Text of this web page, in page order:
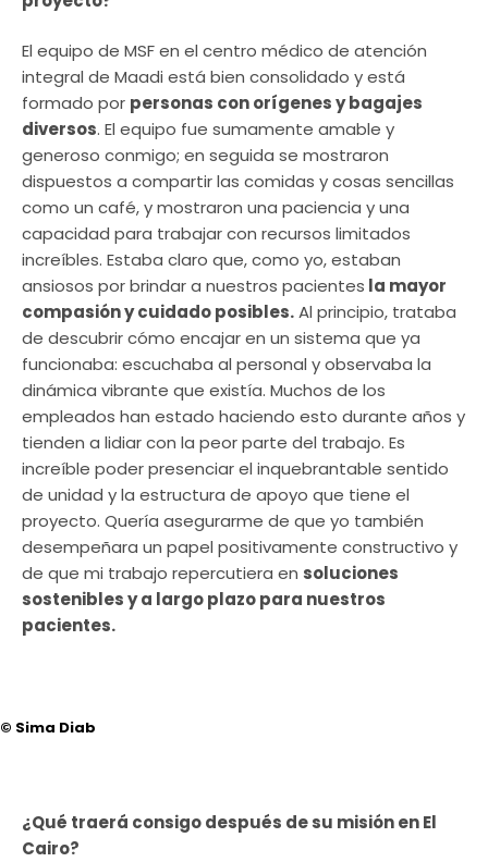
El equipo de MSF en el centro médico de atención
integral de Maadi está bien consolidado y está
formado por personas con orígenes y bagajes
diversos. El equipo fue sumamente amable y
generoso conmigo; en seguida se mostraron
dispuestos a compartir las comidas y cosas sencillas
como un café, y mostraron una paciencia y una
capacidad para trabajar con recursos limitados
increíbles. Estaba claro que, como yo, estaban
ansiosos por brindar a nuestros pacientes la mayor
compasión y cuidado posibles.Al principio, trataba
de descubrir cómo encajar en un sistema que ya
funcionaba: escuchaba al personal y observaba la
dinámica vibrante que existía. Muchos de los
empleados han estado haciendo esto durante años y
tienden a lidiar con la peor parte del trabajo. Es
increíble poder presenciar el inquebrantable sentido
de unidad y la estructura de apoyo que tiene el
proyecto. Quería asegurarme de que yo también
desempeñara un papel positivamente constructivo y
de que mi trabajo repercutiera en soluciones
sostenibles y a largo plazo para nuestros
pacientes.
© Sima Diab
¿Qué traerá consigo después de su misión en El
Cairo?